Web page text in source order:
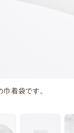
着袋です。